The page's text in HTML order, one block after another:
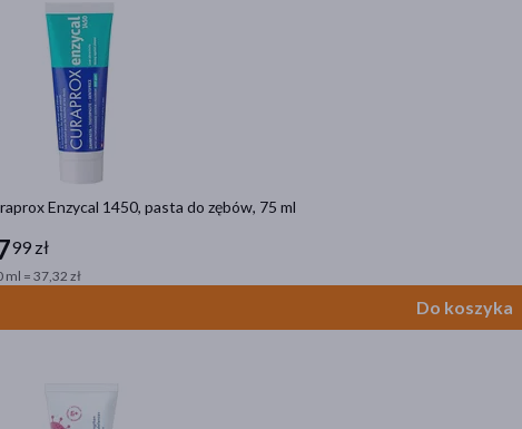
Enzycal 1450, pasta do zębów, 75 ml
99 zł
ml = 37,32 zł
Do koszyka